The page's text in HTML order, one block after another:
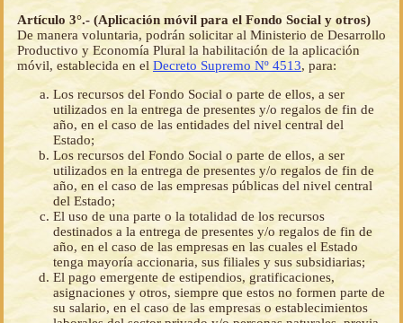
Artículo 3°.- (Aplicación móvil para el Fondo Social y otros)
De manera voluntaria, podrán solicitar al Ministerio de Desarrollo
Productivo y Economía Plural la habilitación de la aplicación
móvil, establecida en el Decreto Supremo Nº 4513, para:
Los recursos del Fondo Social o parte de ellos, a ser
utilizados en la entrega de presentes y/o regalos de fin de
año, en el caso de las entidades del nivel central del
Estado;
Los recursos del Fondo Social o parte de ellos, a ser
utilizados en la entrega de presentes y/o regalos de fin de
año, en el caso de las empresas públicas del nivel central
del Estado;
El uso de una parte o la totalidad de los recursos
destinados a la entrega de presentes y/o regalos de fin de
año, en el caso de las empresas en las cuales el Estado
tenga mayoría accionaria, sus filiales y sus subsidiarias;
El pago emergente de estipendios, gratificaciones,
asignaciones y otros, siempre que estos no formen parte de
su salario, en el caso de las empresas o establecimientos